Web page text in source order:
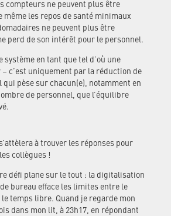
compteurs ne peuvent plus être
même les repos de santé minimaux
ne peuvent plus être
perd de son intérêt pour le personnel.
système en tant que tel d’où une
c’est uniquement par la réduction de
qui pèse sur chacun(e), notamment en
de personnel, que l’équilibre
à trouver les réponses pour
collègues !
défi plane sur le tout : la digitalisation
bureau efface les limites entre le
temps libre. Quand je regarde mon
dans mon lit, à 23h17, en répondant